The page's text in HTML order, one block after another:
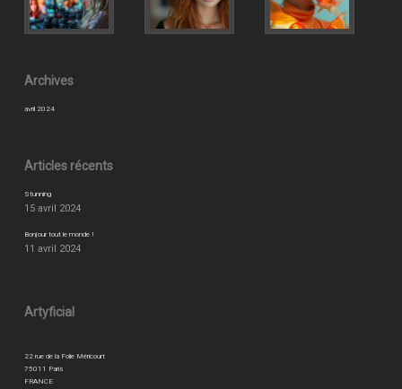
Archives
avril 2024
Articles récents
Stunning
15 avril 2024
Bonjour tout le monde !
11 avril 2024
Artyficial
22 rue de la Folie Méricourt
75011 Paris
FRANCE